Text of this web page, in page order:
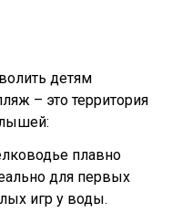
детям
– это территория
плавно
для первых
игр у воды.